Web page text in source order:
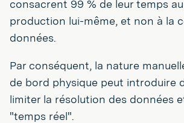
consacrent 99 % de leur temps
production lui-même, et non à la
données.
Par conséquent, la nature
de bord physique peut introduire
limiter la résolution des données
"temps réel".